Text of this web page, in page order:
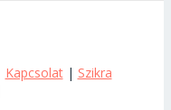
Kapcsolat| Szikra